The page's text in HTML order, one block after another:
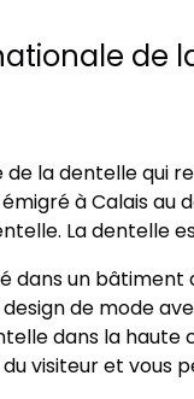
de
de la dentelle qui
à Calais au
La dentelle
dans un bâtiment
de mode
dans la
visiteur et